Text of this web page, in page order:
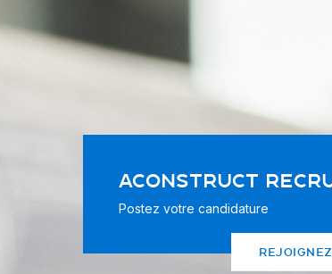
ACONSTRUCT
Postez votre candidature